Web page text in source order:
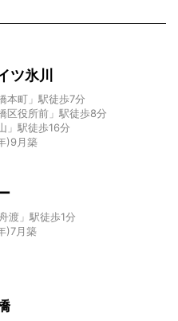
ツ氷川
本町」駅徒歩7分
区役所前」駅徒歩8分
」駅徒歩16分
)9月築
渡」駅徒歩1分
)7月築